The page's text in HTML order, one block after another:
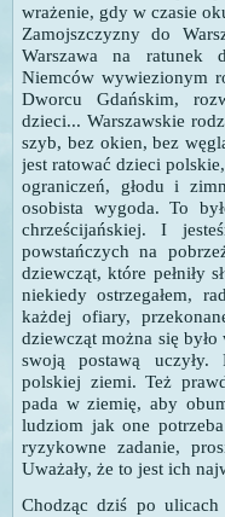
wrażenie, gdy w czasie
Zamojszczyzny do
Warszawa na ratunek
Niemców wywiezionym
Dworcu Gdańskim,
dzieci... Warszawskie
szyb, bez okien, bez
jest ratować dzieci
ograniczeń, głodu i
osobista wygoda. To
chrześcijańskiej. I
powstańczych na
dziewcząt, które pełniły
niekiedy ostrzegałem,
każdej ofiary,
dziewcząt można się
swoją postawą uczyły.
polskiej ziemi. Też
pada w ziemię, aby
ludziom jak one
ryzykowne zadanie,
Uważały, że to jest ich
Chodząc dziś po